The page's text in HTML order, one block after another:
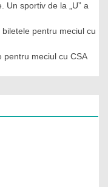
Un sportiv de la „U” a
biletele pentru meciul cu
pentru meciul cu CSA